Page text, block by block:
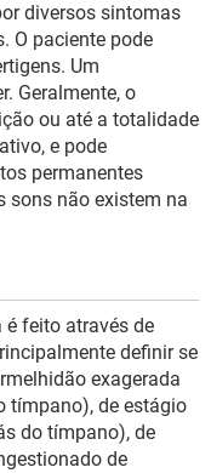
diversos sintomas
O paciente pode
Um
Geralmente, o
ou até a totalidade
e pode
permanentes
sons não existem na
feito através de
definir se
exagerada
tímpano), de estágio
do tímpano), de
de